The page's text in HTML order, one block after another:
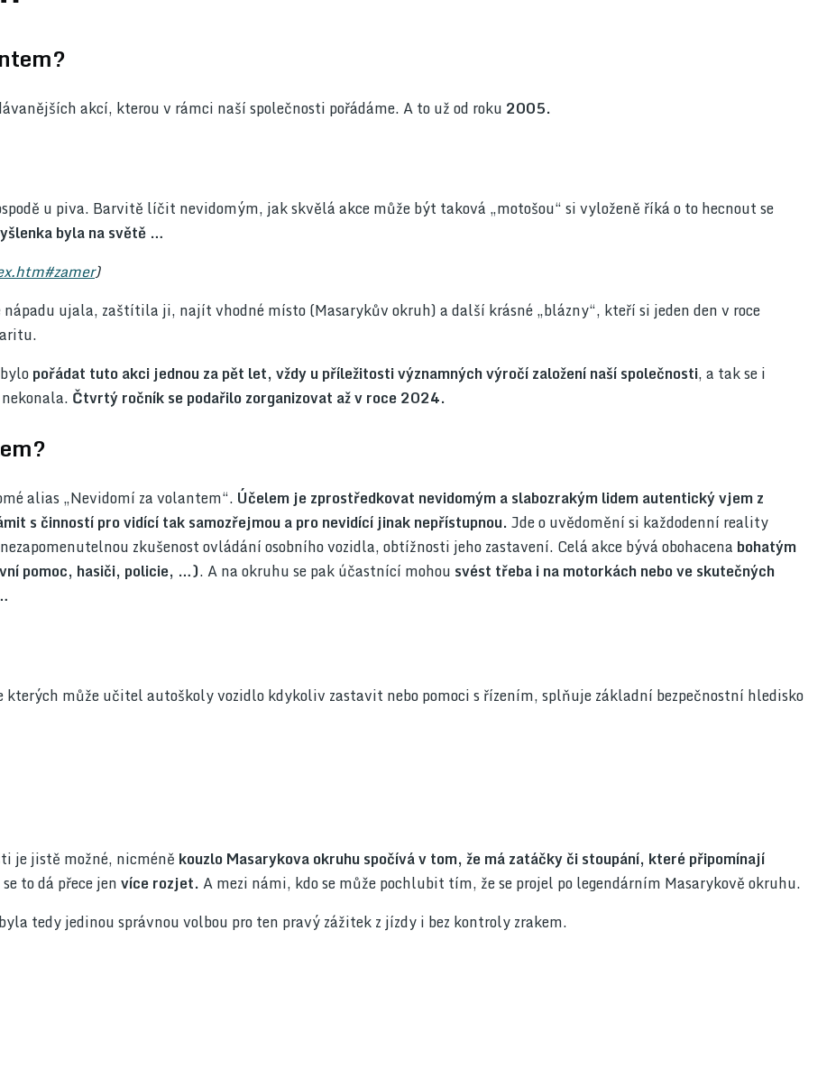
akcí, kterou v rámci naší společnosti pořádáme. A to už od roku 2005.
u piva. Barvitě líčit nevidomým, jak skvělá akce může být taková „motošou“ si vyloženě říká o to hecnout se
byla na světě …
)
ujala, zaštítila ji, najít vhodné místo (Masarykův okruh) a další krásné „blázny“, kteří si jeden den v roce
pořádat tuto akci jednou za pět let, vždy u příležitosti významných výročí založení naší společnosti, a tak se i
Čtvrtý ročník se podařilo zorganizovat až v roce 2024.
alias „Nevidomí za volantem“. Účelem je zprostředkovat nevidomým a slabozrakým lidem autentický vjem z
s činností pro vidící tak samozřejmou a pro nevidící jinak nepřístupnou.Jde o uvědomění si každodenní reality
zkušenost ovládání osobního vozidla, obtížnosti jeho zastavení. Celá akce bývá obohacena bohatým
pomoc, hasiči, policie, …). A na okruhu se pak účastnící mohou svést třeba i na motorkách nebo ve skutečných
kterých může učitel autoškoly vozidlo kdykoliv zastavit nebo pomoci s řízením, splňuje základní bezpečnostní hledisko
je jistě možné, nicméně kouzlo Masarykova okruhu spočívá v tom, že má zatáčky či stoupání, které připomínají
to dá přece jenvíce rozjet.A mezi námi, kdo se může pochlubit tím, že se projel po legendárním Masarykově okruhu.
byla tedy jedinou správnou volbou pro ten pravý zážitek z jízdy i bez kontroly zrakem.